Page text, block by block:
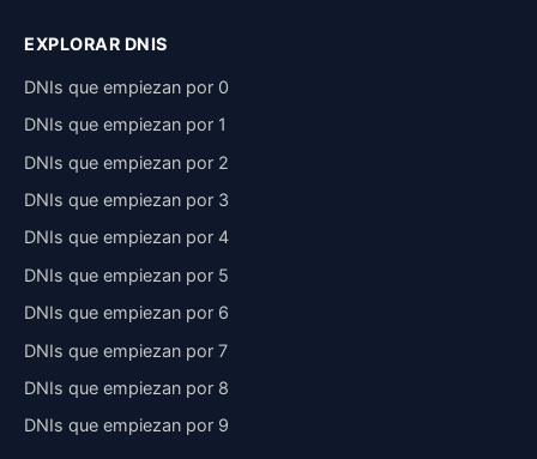
EXPLORAR DNIS
DNIs que empiezan por 0
DNIs que empiezan por 1
DNIs que empiezan por 2
DNIs que empiezan por 3
DNIs que empiezan por 4
DNIs que empiezan por 5
DNIs que empiezan por 6
DNIs que empiezan por 7
DNIs que empiezan por 8
DNIs que empiezan por 9